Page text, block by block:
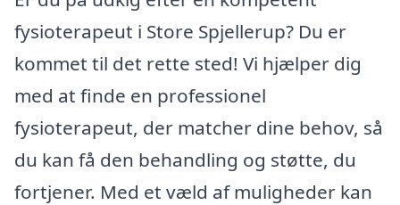
fysioterapeut i Store Spjellerup? Du er
kommet til det rette sted! Vi hjælper dig
med at finde en professionel
fysioterapeut, der matcher dine behov, så
du kan få den behandling og støtte, du
fortjener. Med et væld af muligheder kan